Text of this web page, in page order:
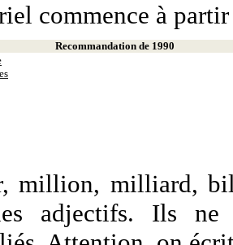
commence à
Recommandation de 1990
million, milliard,
adjectifs. Ils ne